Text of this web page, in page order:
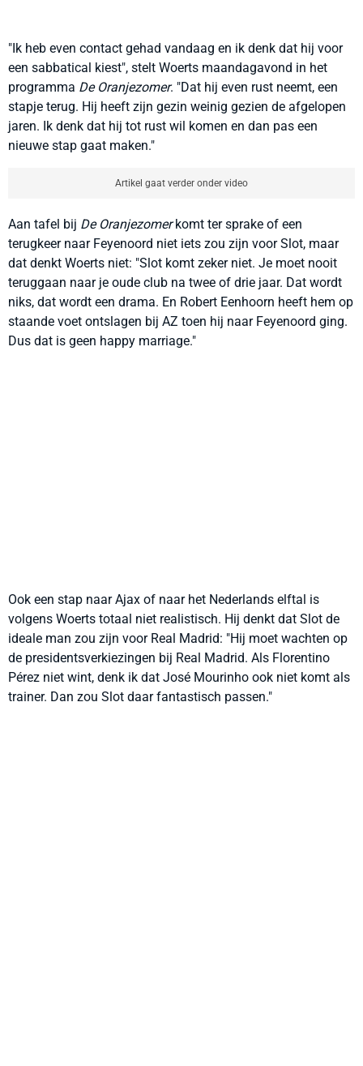
"Ik heb even contact gehad vandaag en ik denk dat hij voor
een sabbatical kiest", stelt Woerts maandagavond in het
programma De Oranjezomer. "Dat hij even rust neemt, een
stapje terug. Hij heeft zijn gezin weinig gezien de afgelopen
jaren. Ik denk dat hij tot rust wil komen en dan pas een
nieuwe stap gaat maken."
Artikel gaat verder onder video
Aan tafel bij De Oranjezomerkomt ter sprake of een
terugkeer naar Feyenoord niet iets zou zijn voor Slot, maar
dat denkt Woerts niet: "Slot komt zeker niet. Je moet nooit
teruggaan naar je oude club na twee of drie jaar. Dat wordt
niks, dat wordt een drama. En Robert Eenhoorn heeft hem op
staande voet ontslagen bij AZ toen hij naar Feyenoord ging.
Dus dat is geen happy marriage."
Ook een stap naar Ajax of naar het Nederlands elftal is
volgens Woerts totaal niet realistisch. Hij denkt dat Slot de
ideale man zou zijn voor Real Madrid: "Hij moet wachten op
de presidentsverkiezingen bij Real Madrid. Als Florentino
Pérez niet wint, denk ik dat José Mourinho ook niet komt als
trainer. Dan zou Slot daar fantastisch passen."